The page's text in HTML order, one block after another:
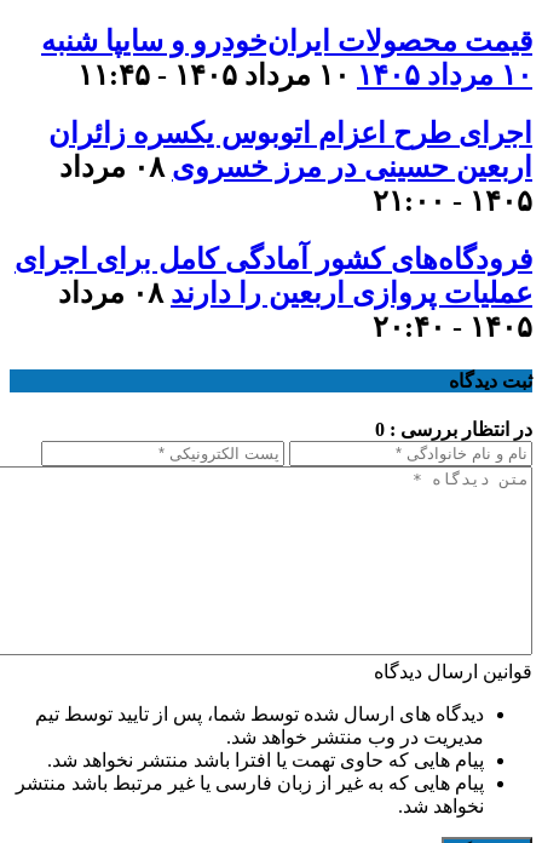
قیمت محصولات ایران‌خودرو و سایپا شنبه
۱۰ مرداد ۱۴۰۵
۱۰ مرداد ۱۴۰۵ - ۱۱:۴۵
اجرای طرح اعزام اتوبوس یکسره زائران
اربعین حسینی در مرز خسروی
۰۸ مرداد
۱۴۰۵ - ۲۱:۰۰
فرودگاه‌های کشور آمادگی کامل برای اجرای
عملیات پروازی اربعین را دارند
۰۸ مرداد
۱۴۰۵ - ۲۰:۴۰
ثبت دیدگاه
در انتظار بررسی : 0
قوانین ارسال دیدگاه
دیدگاه های ارسال شده توسط شما، پس از تایید توسط تیم
مدیریت در وب منتشر خواهد شد.
پیام هایی که حاوی تهمت یا افترا باشد منتشر نخواهد شد.
پیام هایی که به غیر از زبان فارسی یا غیر مرتبط باشد منتشر
نخواهد شد.